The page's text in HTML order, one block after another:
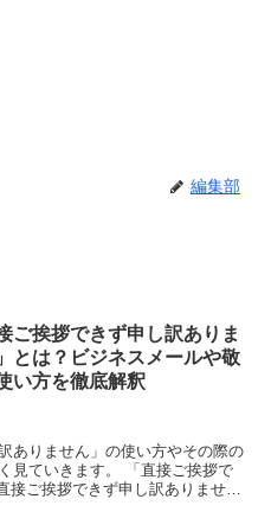
編集部
ご挨拶できず申し訳ありま
とは？ビジネスメールや敬
い方を徹底解釈
ありません」の使い方やその際の
見ていきます。 「直接ご挨拶で
接ご挨拶できず申し訳ありませ